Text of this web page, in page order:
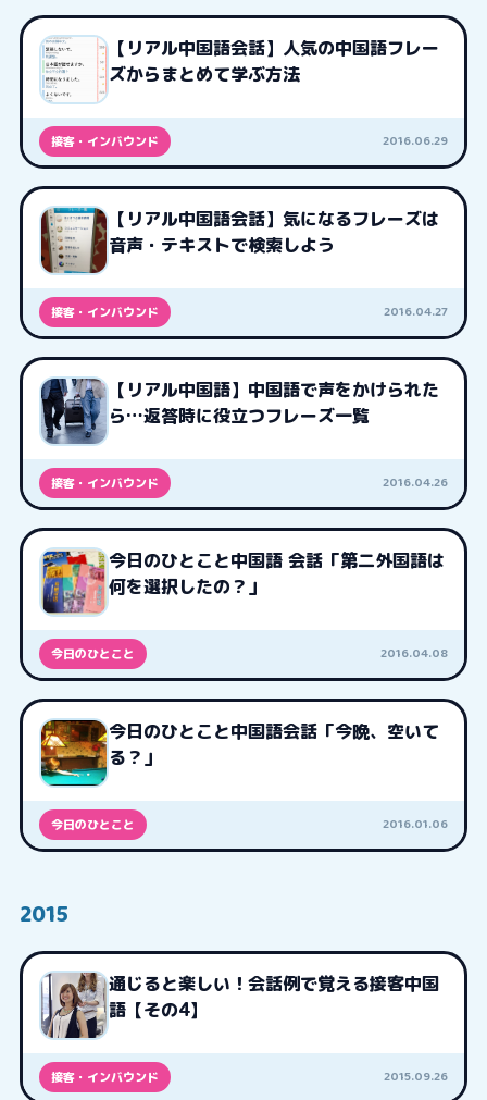
【リアル中国語会話】人気の中国語フレー
ズからまとめて学ぶ方法
接客・インバウンド 2016.06.29
【リアル中国語会話】気になるフレーズは
音声・テキストで検索しよう
接客・インバウンド 2016.04.27
【リアル中国語】中国語で声をかけられた
ら…返答時に役立つフレーズ一覧
接客・インバウンド 2016.04.26
今日のひとこと中国語 会話「第二外国語は
何を選択したの？」
今日のひとこと 2016.04.08
今日のひとこと中国語会話「今晩、空いて
る？」
今日のひとこと 2016.01.06
2015
通じると楽しい！会話例で覚える接客中国
語【その4】
接客・インバウンド 2015.09.26